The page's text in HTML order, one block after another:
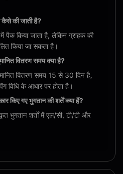
कैसे की जाती है?
पैक किया जाता है, लेकिन ग्राहक की
किया जा सकता है।
वितरण समय क्या है?
वितरण समय 15 से 30 दिन है,
विधि के आधार पर होता है।
किए गए भुगतान की शर्तें क्या हैं?
भुगतान शर्तों में एल/सी, टी/टी और